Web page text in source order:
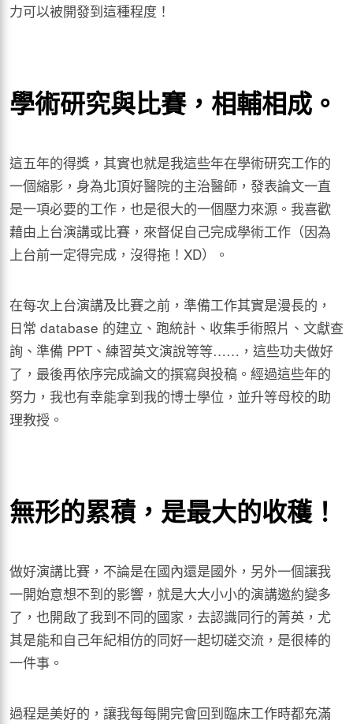
力可以被開發到這種程度！
學術研究與比賽，相輔相成。
這五年的得獎，其實也就是我這些年在學術研究工作的
一個縮影，身為北頂好醫院的主治醫師，發表論文一直
是一項必要的工作，也是很大的一個壓力來源。我喜歡
藉由上台演講或比賽，來督促自己完成學術工作（因為
上台前一定得完成，沒得拖！XD）。
在每次上台演講及比賽之前，準備工作其實是漫長的，
日常 database 的建立、跑統計、收集手術照片、文獻查
詢、準備 PPT、練習英文演說等等……，這些功夫做好
了，最後再依序完成論文的撰寫與投稿。經過這些年的
努力，我也有幸能拿到我的博士學位，並升等母校的助
理教授。
無形的累積，是最大的收穫！
做好演講比賽，不論是在國內還是國外，另外一個讓我
一開始意想不到的影響，就是大大小小的演講邀約變多
了，也開啟了我到不同的國家，去認識同行的菁英，尤
其是能和自己年紀相仿的同好一起切磋交流，是很棒的
一件事。
過程是美好的，讓我每每開完會回到臨床工作時都充滿